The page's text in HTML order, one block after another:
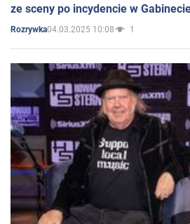
ze sceny po incydencie w
Rozrywka04.03.2025 10:08 1